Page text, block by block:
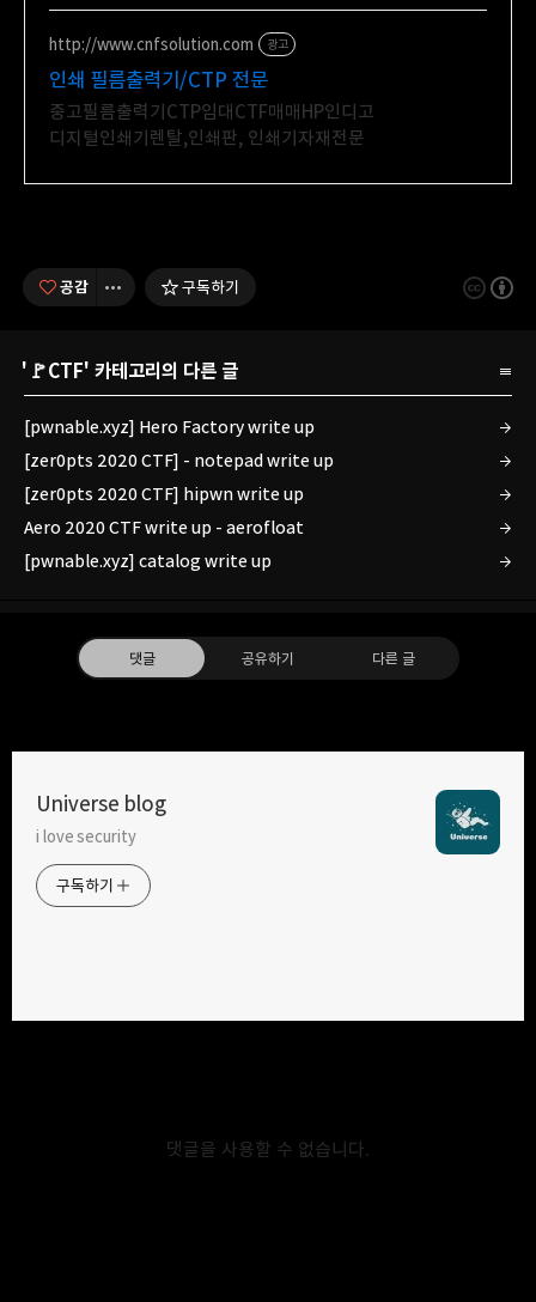
http://www.cnfsolution.com 광고
인쇄 필름출력기/CTP 전문
중고필름출력기CTP임대CTF매매HP인디고
디지털인쇄기렌탈,인쇄판, 인쇄기자재전문
공감 구독하기
' 🚩CTF' 카테고리의 다른 글
[pwnable.xyz] Hero Factory write up
[zer0pts 2020 CTF] - notepad write up
[zer0pts 2020 CTF] hipwn write up
Aero 2020 CTF write up - aerofloat
[pwnable.xyz] catalog write up
댓글 공유하기 다른 글
Universe blog
i love security
구독하기
댓글을 사용할 수 없습니다.
트위터
정의 함수들을 보면 아래와 같다.